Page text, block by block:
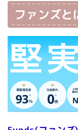
ファンズと